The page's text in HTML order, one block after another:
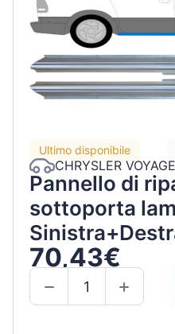
Ultimo disponibile
CHRYSLER
Pannello di
sottoporta
70,43€